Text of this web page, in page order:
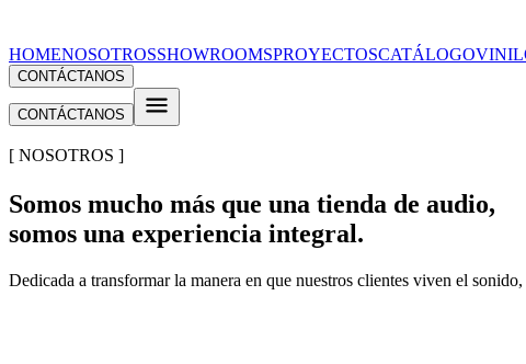
HOMENOSOTROSSHOWROOMSPROYECTOSCATÁLOGO
CONTÁCTANOS
CONTÁCTANOS
[ NOSOTROS ]
Somos mucho más que una tienda de audio,
somos una experiencia integral.
Dedicada a transformar la manera en que nuestros clientes viven el